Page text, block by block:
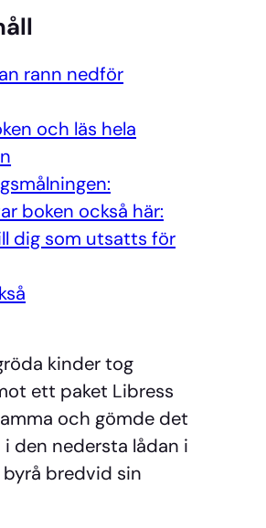
rann nedför
och läs hela
boken också här:
dig som utsatts för
kinder tog
ett paket Libress
och gömde det
i den nedersta lådan i
bredvid sin